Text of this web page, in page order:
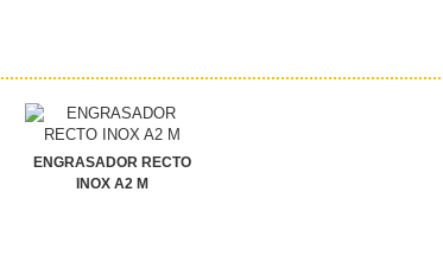
ENGRASADOR RECTO
INOX A2 M